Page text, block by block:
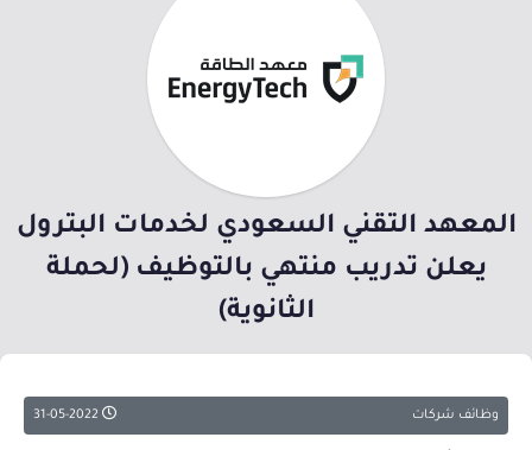
المعهد التقني السعودي لخدمات البترول
يعلن تدريب منتهي بالتوظيف (لحملة
الثانوية)
وظائف شركات